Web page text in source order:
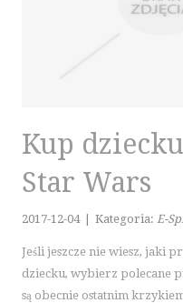
Kup
Star Wars
2017-12-04 Kategoria: E-
Jeśli jeszcze nie wiesz, jaki
dziecku, wybierz polecane
są obecnie ostatnim